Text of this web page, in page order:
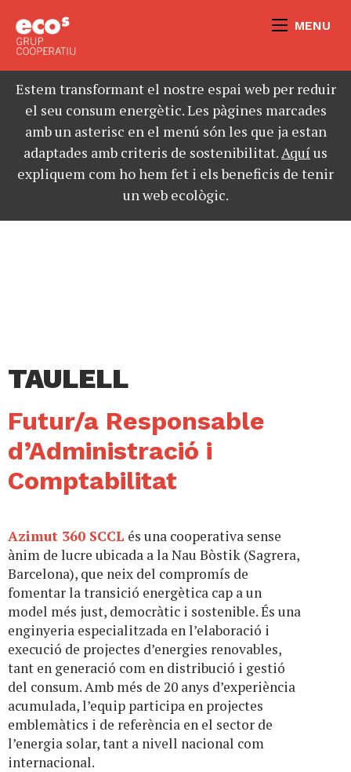
MENU
Estem transformant el nostre espai web per reduir
el seu consum energètic. Les pàgines marcades
amb un asterisc en el menú són les que ja estan
adaptades amb criteris de sostenibilitat.Aquíus
expliquem com ho hem fet i els beneficis de tenir
un web ecològic.
TAULELL
Futur/a Responsable
d’Administració i
Comptabilitat
Azimut 360 SCCL és una cooperativa sense
ànim de lucre ubicada a la Nau Bòstik (Sagrera,
Barcelona), que neix del compromís de
fomentar la transició energètica cap a un
model més just, democràtic i sostenible. És una
enginyeria especialitzada en l’elaboració i
execució de projectes d’energies renovables,
tant en generació com en distribució i gestió
del consum. Amb més de 20 anys d’experiència
acumulada, l’equip participa en projectes
emblemàtics i de referència en el sector de
l’energia solar, tant a nivell nacional com
internacional.